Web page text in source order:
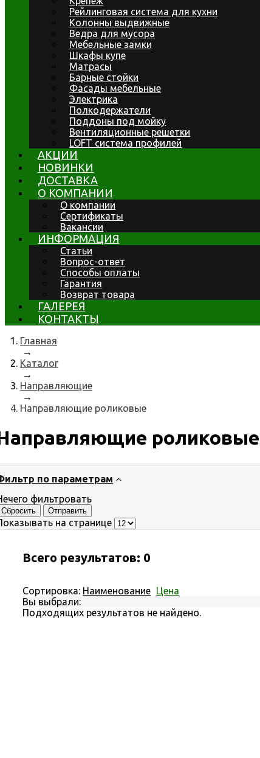
Рейлинговая система для кухни
Колонны выдвижные
Ведра для мусора
Мебельные замки
Шкафы купе
Матрасы
Барные стойки
Фасады мебельные
Электрика
Полкодержатели
Поддоны под мойку
Вентиляционные решетки
LOFT система профилей
АКЦИИ
НОВИНКИ
ДОСТАВКА
О КОМПАНИИ
О компании
Сертификаты
Вакансии
ИНФОРМАЦИЯ
Статьи
Вопрос-ответ
Способы оплаты
Гарантия
Возврат товара
ГАЛЕРЕЯ
КОНТАКТЫ
Главная
→
Каталог
→
Направляющие
→
Направляющие роликовые
роликовые
по параметрам
фильтровать
Сбросить Отправить
на странице
Всего результатов: 0
Сортировка: Наименование Цена
Вы выбрали:
Подходящих результатов не найдено.